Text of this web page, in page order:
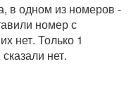
в одном из номеров -
номер с
нет. Только 1
нет.